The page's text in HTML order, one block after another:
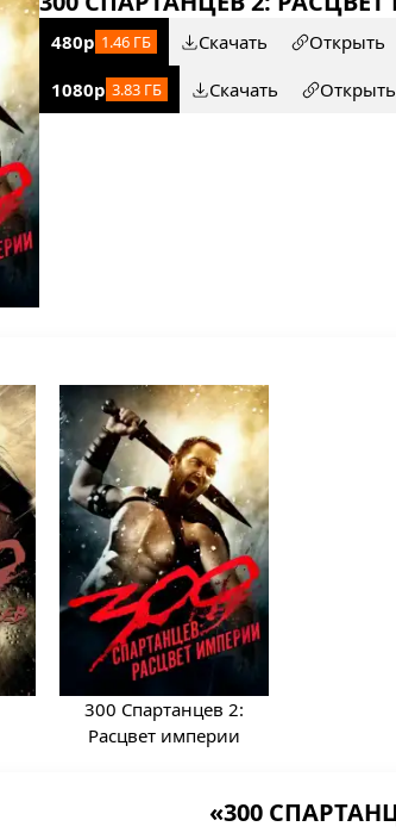
480p 1.46 ГБ Скачать
Открыть
1080p 3.83 ГБ Скачать Открыть
300 Спартанцев 2:
Расцвет империи
«300